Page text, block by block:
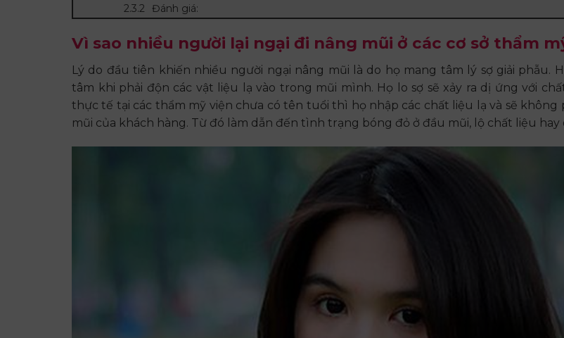
Đánh giá:
Vì sao nhiều người lại ngại đi nâng mũi ở các cơ sở thẩm
Lý do đầu tiên khiến nhiều người ngại nâng mũi là do họ mang tâm lý sợ giải phẫu.
tâm khi phải độn các vật liệu lạ vào trong mũi mình. Họ lo sợ sẽ xảy ra dị ứng với
thực tế tại các thẩm mỹ viện chưa có tên tuổi thì họ nhập các chất liệu lạ và sẽ không
mũi của khách hàng. Từ đó làm dẫn đến tình trạng bóng đỏ ở đầu mũi, lộ chất liệu